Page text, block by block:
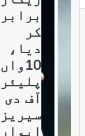
برابر
کر
دیا،
10واں
پلیئر
آف دی
سیریز